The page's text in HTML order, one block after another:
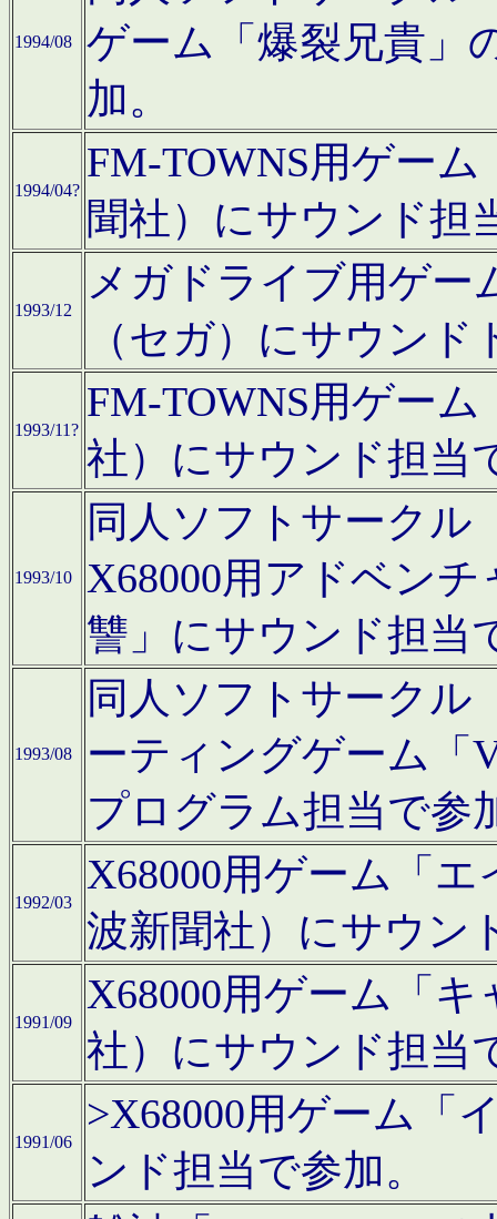
1994/08
ゲーム「爆裂兄貴」
加。
1994/04?
FM-TOWNS用ゲー
聞社）にサウンド担
1993/12
メガドライブ用ゲー
（セガ）にサウン
1993/11?
FM-TOWNS用ゲー
社）にサウンド担当
1993/10
同人ソフトサークル
X68000用アドベン
讐」にサウンド担当
1993/08
同人ソフトサークル
ーティングゲーム「
プログラム担当で参
1992/03
X68000用ゲーム「
波新聞社）にサウン
1991/09
X68000用ゲーム「
社）にサウンド担当
1991/06
>X68000用ゲーム「
ンド担当で参加。